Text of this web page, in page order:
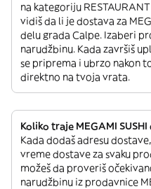
na kategoriju
vidiš da li je dostava za
delu grada Calpe. Izaberi
narudžbinu. Kada završiš
se priprema i ubrzo nakon
direktno na tvoja vrata.
Koliko traje MEGAMI
Kada dodaš adresu
vreme dostave za svaku
možeš da proveriš
narudžbinu iz prodavnice